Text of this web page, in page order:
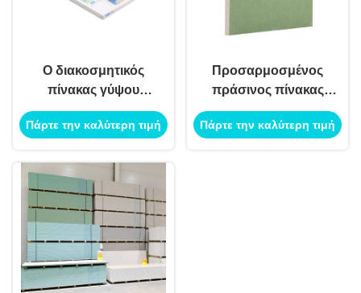
Ο διακοσμητικός
πίνακας γύψου
εγγράφου χρώματος
ελεφαντόδοντου
1220mm X 2440mm
Πάρτε την καλύτερη τιμή
Προσαρμοσμένος
πράσινος πίνακας
γύψου, γυψοσανίδα
αντίστασης
Πάρτε την καλύτερη τιμή